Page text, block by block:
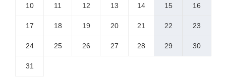
10 11 12 13 14 15 16
17 18 19 20 21 22 23
24 25 26 27 28 29 30
31